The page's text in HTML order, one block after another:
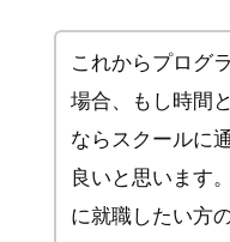
これからプログ
場合、もし時間
ならスクールに
良いと思います
に就職したい方